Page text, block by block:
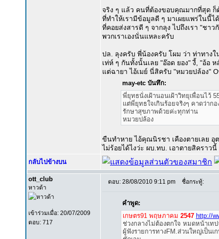
จริง ๆ แล้ว คนที่ต้องขอบคุณมากที่สุด ก็
ที่ทำให้เรามีข้อมูลดี ๆ มาเผยแพร่ในนี้ไ
ที่คอยส่งสารดี ๆ จากลุง ไปถึงเรา "ชา
พวกเราเองนั่นแหละครับ
ปล. ลุงครับ พี่น้องครับ โผม ว่า ท่าทาง
เท่ห์ ๆ กันทั้งนั้นเลย "อ๊อด ยอง" งี้, "อ้อ
แต่ฉายา ไอ้เมย์ นี่สิครับ "หมวยปล้อง"
may-etc บันทึก:
พี่ยุทธนั่งเฝ้านอนเฝ้าวิทยุเพื่อนไว้
แต่พี่ยุทธใจเกินร้อยจริงๆ คาดว่า
รักษาสุขภาพด้วยค่ะทุกท่าน
หมวยปล้อง
ขืนทำหาย ไอ้คุณนิรชา เคืองตายเลย อุ
ไม่ร้อยได้ไงว่ะ ผบ.ทบ. เอาตายสิคราวนี้
กลับไปข้างบน
ott_club
หาวด้า
เข้าร่วมเมื่อ: 20/07/2009
ตอบ: 717
ตอบ: 28/08/2010 9:11 pm ชื่อกระทู้:
คำพูด:
เกษตร91 พฤษภาคม 2547 http://
ช่วงกลางไม่ต้องตกใจ หมดหน้าเท
ผู้ฟังรายการทางFM.ส่วนใหญ่เป็นเ